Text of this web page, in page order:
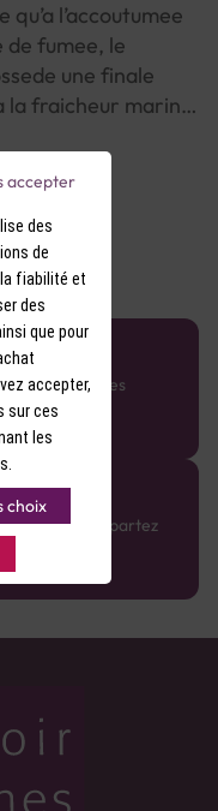
l’accoutumee
fumee, le
une finale
la fraicheur marine
mieux
nettement
fut
incontournable,
devrait ravir
des Vignes
écoute
mesure et repartez
des
de
fiabilité et
des
que pour
accepter,
sur ces
les
choix
accepter